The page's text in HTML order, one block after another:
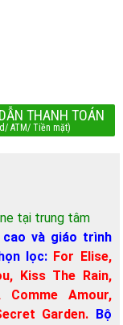
THANH TOÁN
ATM/ Tiền mặt)
tại trung tâm
và giáo trình
lọc: For Elise,
Kiss The Rain,
Amour,
Garden. Bộ